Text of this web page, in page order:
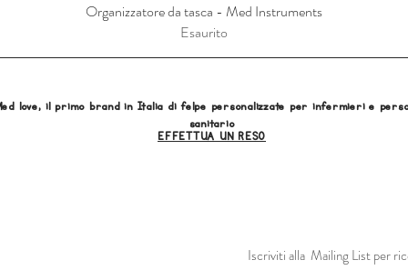
Organizzatore da tasca - Med Instruments
Esaurito
love, il primo brand in Italia di felpe personalizzate per infermieri e
sanitario
EFFETTUA UN RESO
Iscriviti alla Mailing List per